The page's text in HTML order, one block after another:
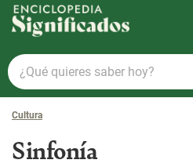
Enciclopedia Significados
¿Qué
quieres
saber
hoy?
Cultura
Sinfonía